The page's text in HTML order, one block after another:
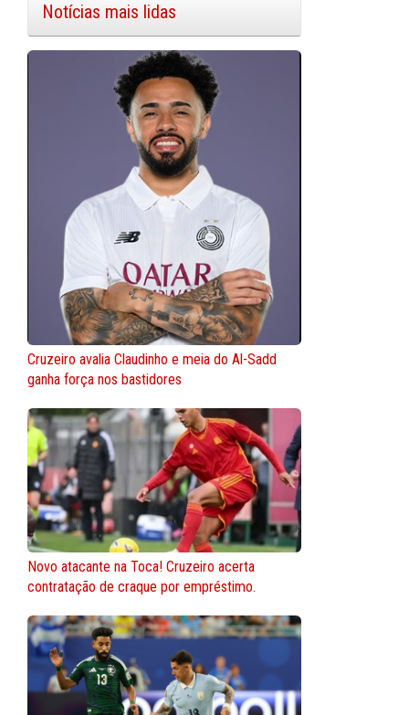
Notícias mais lidas
Cruzeiro avalia Claudinho e meia do Al-Sadd
ganha força nos bastidores
Novo atacante na Toca! Cruzeiro acerta
contratação de craque por empréstimo.